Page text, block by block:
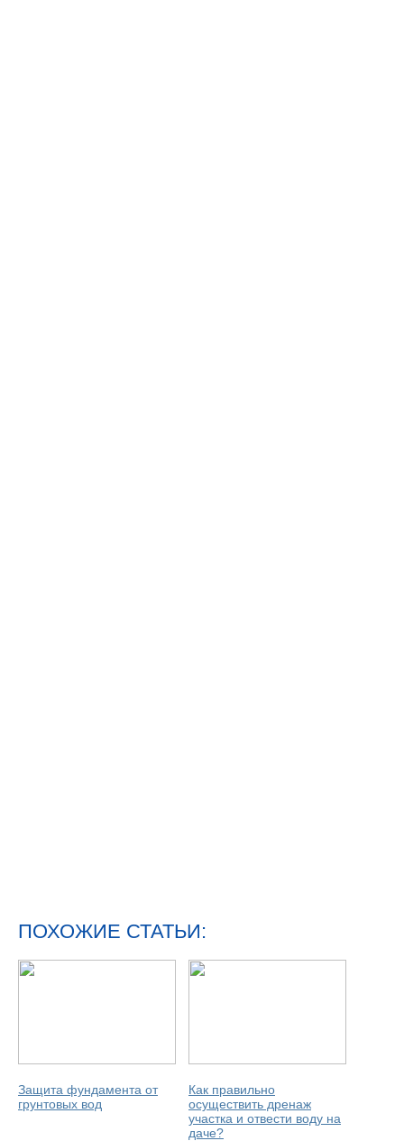
ПОХОЖИЕ СТАТЬИ:
Защита фундамента от
грунтовых вод
Как правильно
осуществить дренаж
участка и отвести воду на
даче?